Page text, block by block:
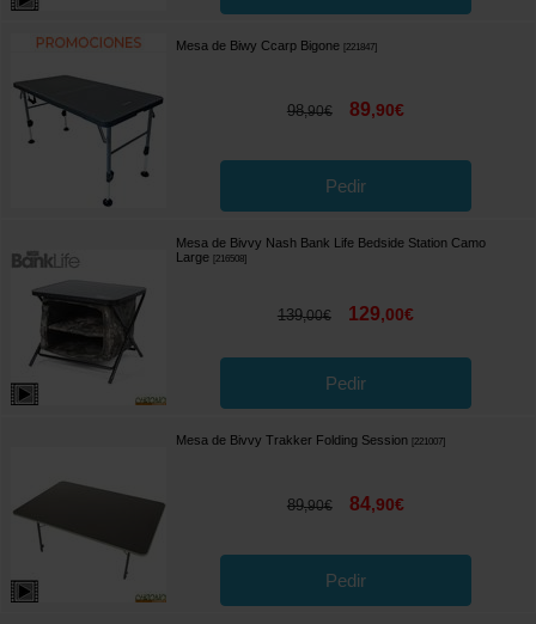
Mesa de Biwy Ccarp Bigone [221847]
98,90€ 89,90€
Pedir
Mesa de Bivvy Nash Bank Life Bedside Station Camo
Large [216508]
139,00€ 129,00€
Pedir
Mesa de Bivvy Trakker Folding Session [221007]
89,90€ 84,90€
Pedir